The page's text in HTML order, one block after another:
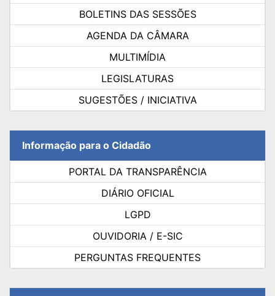
BOLETINS DAS SESSÕES
AGENDA DA CÂMARA
MULTIMÍDIA
LEGISLATURAS
SUGESTÕES / INICIATIVA
Informação para o Cidadão
PORTAL DA TRANSPARÊNCIA
DIÁRIO OFICIAL
LGPD
OUVIDORIA / E-SIC
PERGUNTAS FREQUENTES